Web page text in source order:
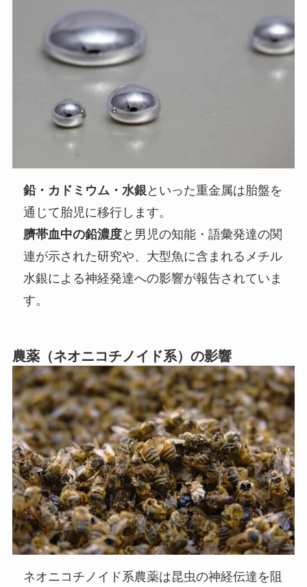
鉛・カドミウム・水銀 といった重金属は胎盤を
通じて胎児に移行します。
臍帯血中の鉛濃度と男児の知能・語彙発達の関
連が示された研究や、大型魚に含まれるメチル
水銀による神経発達への影響が報告されていま
す。
農薬（ネオニコチノイド系）の影響
ネオニコチノイド系農薬は昆虫の神経伝達を阻